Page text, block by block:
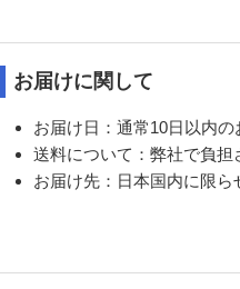
お届けに関して
お届け日：通常10日以内の
送料について：弊社で負担
お届け先：日本国内に限ら